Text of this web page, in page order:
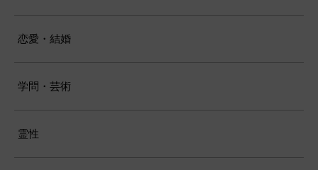
恋愛・結婚
学問・芸術
霊性